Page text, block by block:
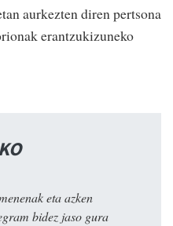
aurkezten diren pertsona
erantzukizuneko
eta azken
bidez jaso gura